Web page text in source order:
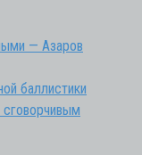
— Азаров
баллистики